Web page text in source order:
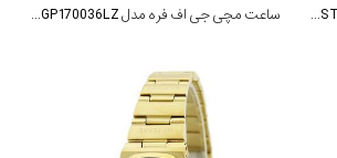
ساعت مچی جی اف فره مدل GFSSTF170087G ساعت مچی جی اف فره مدل GFGP170036LZ